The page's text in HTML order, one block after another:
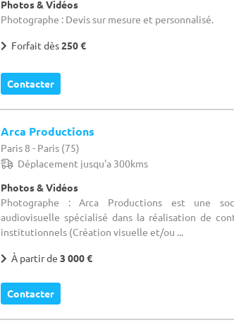
Photos & Vidéos
Photographe : Devis sur mesure et personnalisé.
Forfait dès250 €
Contacter
Arca Productions
Paris 8 - Paris (75)
Déplacement jusqu'a 300kms
Photos & Vidéos
Photographe : Arca Productions est une
audiovisuelle spécialisé dans la réalisation de
institutionnels (Création visuelle et/ou ...
À partir de3 000 €
Contacter